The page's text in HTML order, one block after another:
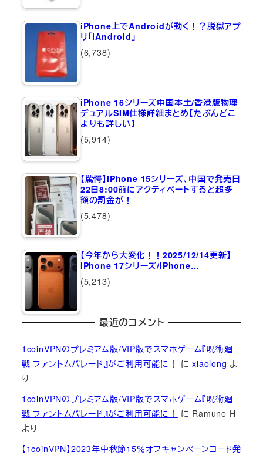
iPhone上でAndroidが動く！？脱獄アプ
リ「iAndroid」
(6,738)
iPhone 16シリーズ中国本土/香港版物理
デュアルSIM仕様詳細まとめ【たぶんどこ
よりも詳しい】
(5,914)
【驚愕】iPhone 15シリーズ、中国で発売日
22日8:00前にアクティベートすると超多
額の罰金が！
(5,478)
【今年から大変化！！2025/12/14更新】
iPhone 17シリーズ/iPhone…
(5,213)
最近のコメント
1coinVPNのプレミアム版/VIP版でスマホゲーム『呪術廻
戦 ファントムパレード』がご利用可能に！
にxiaolong よ
り
1coinVPNのプレミアム版/VIP版でスマホゲーム『呪術廻
戦 ファントムパレード』がご利用可能に！
に Ramune H
より
【1coinVPN】2023年中秋節15％オフキャンペーンコード発